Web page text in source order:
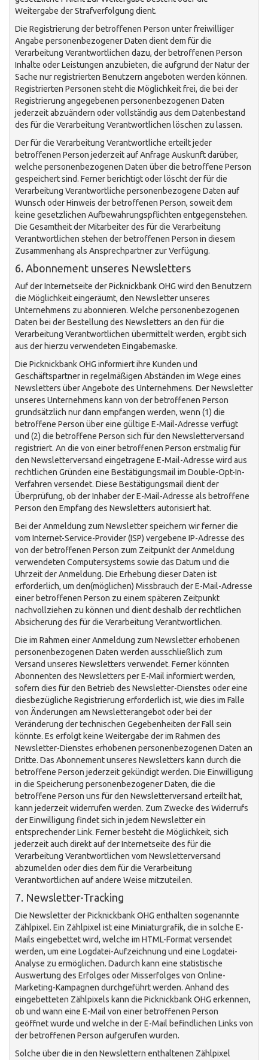
Weitergabe der Strafverfolgung dient.
Die Registrierung der betroffenen Person unter freiwilliger
Angabe personenbezogener Daten dient dem für die
Verarbeitung Verantwortlichen dazu, der betroffenen Person
Inhalte oder Leistungen anzubieten, die aufgrund der Natur der
Sache nur registrierten Benutzern angeboten werden können.
Registrierten Personen steht die Möglichkeit frei, die bei der
Registrierung angegebenen personenbezogenen Daten
jederzeit abzuändern oder vollständig aus dem Datenbestand
des für die Verarbeitung Verantwortlichen löschen zu lassen.
Der für die Verarbeitung Verantwortliche erteilt jeder
betroffenen Person jederzeit auf Anfrage Auskunft darüber,
welche personenbezogenen Daten über die betroffene Person
gespeichert sind. Ferner berichtigt oder löscht der für die
Verarbeitung Verantwortliche personenbezogene Daten auf
Wunsch oder Hinweis der betroffenen Person, soweit dem
keine gesetzlichen Aufbewahrungspflichten entgegenstehen.
Die Gesamtheit der Mitarbeiter des für die Verarbeitung
Verantwortlichen stehen der betroffenen Person in diesem
Zusammenhang als Ansprechpartner zur Verfügung.
6. Abonnement unseres Newsletters
Auf der Internetseite der Picknickbank OHG wird den Benutzern
die Möglichkeit eingeräumt, den Newsletter unseres
Unternehmens zu abonnieren. Welche personenbezogenen
Daten bei der Bestellung des Newsletters an den für die
Verarbeitung Verantwortlichen übermittelt werden, ergibt sich
aus der hierzu verwendeten Eingabemaske.
Die Picknickbank OHG informiert ihre Kunden und
Geschäftspartner in regelmäßigen Abständen im Wege eines
Newsletters über Angebote des Unternehmens. Der Newsletter
unseres Unternehmens kann von der betroffenen Person
grundsätzlich nur dann empfangen werden, wenn (1) die
betroffene Person über eine gültige E-Mail-Adresse verfügt
und (2) die betroffene Person sich für den Newsletterversand
registriert. An die von einer betroffenen Person erstmalig für
den Newsletterversand eingetragene E-Mail-Adresse wird aus
rechtlichen Gründen eine Bestätigungsmail im Double-Opt-In-
Verfahren versendet. Diese Bestätigungsmail dient der
Überprüfung, ob der Inhaber der E-Mail-Adresse als betroffene
Person den Empfang des Newsletters autorisiert hat.
Bei der Anmeldung zum Newsletter speichern wir ferner die
vom Internet-Service-Provider (ISP) vergebene IP-Adresse des
von der betroffenen Person zum Zeitpunkt der Anmeldung
verwendeten Computersystems sowie das Datum und die
Uhrzeit der Anmeldung. Die Erhebung dieser Daten ist
erforderlich, um den(möglichen) Missbrauch der E-Mail-Adresse
einer betroffenen Person zu einem späteren Zeitpunkt
nachvollziehen zu können und dient deshalb der rechtlichen
Absicherung des für die Verarbeitung Verantwortlichen.
Die im Rahmen einer Anmeldung zum Newsletter erhobenen
personenbezogenen Daten werden ausschließlich zum
Versand unseres Newsletters verwendet. Ferner könnten
Abonnenten des Newsletters per E-Mail informiert werden,
sofern dies für den Betrieb des Newsletter-Dienstes oder eine
diesbezügliche Registrierung erforderlich ist, wie dies im Falle
von Änderungen am Newsletterangebot oder bei der
Veränderung der technischen Gegebenheiten der Fall sein
könnte. Es erfolgt keine Weitergabe der im Rahmen des
Newsletter-Dienstes erhobenen personenbezogenen Daten an
Dritte. Das Abonnement unseres Newsletters kann durch die
betroffene Person jederzeit gekündigt werden. Die Einwilligung
in die Speicherung personenbezogener Daten, die die
betroffene Person uns für den Newsletterversand erteilt hat,
kann jederzeit widerrufen werden. Zum Zwecke des Widerrufs
der Einwilligung findet sich in jedem Newsletter ein
entsprechender Link. Ferner besteht die Möglichkeit, sich
jederzeit auch direkt auf der Internetseite des für die
Verarbeitung Verantwortlichen vom Newsletterversand
abzumelden oder dies dem für die Verarbeitung
Verantwortlichen auf andere Weise mitzuteilen.
7. Newsletter-Tracking
Die Newsletter der Picknickbank OHG enthalten sogenannte
Zählpixel. Ein Zählpixel ist eine Miniaturgrafik, die in solche E-
Mails eingebettet wird, welche im HTML-Format versendet
werden, um eine Logdatei-Aufzeichnung und eine Logdatei-
Analyse zu ermöglichen. Dadurch kann eine statistische
Auswertung des Erfolges oder Misserfolges von Online-
Marketing-Kampagnen durchgeführt werden. Anhand des
eingebetteten Zählpixels kann die Picknickbank OHG erkennen,
ob und wann eine E-Mail von einer betroffenen Person
geöffnet wurde und welche in der E-Mail befindlichen Links von
der betroffenen Person aufgerufen wurden.
Solche über die in den Newslettern enthaltenen Zählpixel